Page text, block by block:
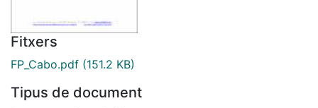
Fitxers
FP_Cabo.pdf (151.2 KB)
Tipus de document